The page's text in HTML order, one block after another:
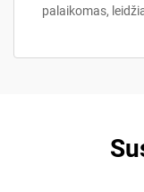
palaikomas,